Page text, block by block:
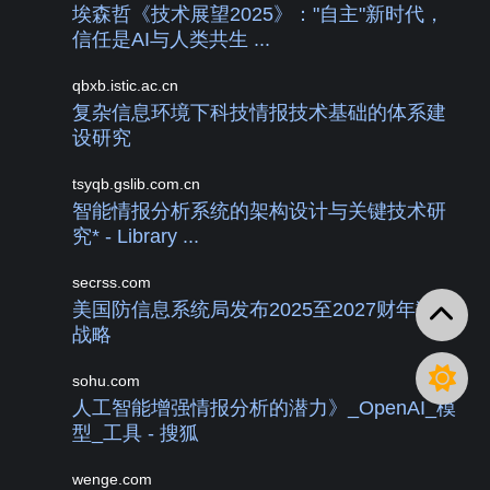
埃森哲《技术展望2025》："自主"新时代，
信任是AI与人类共生 ...
qbxb.istic.ac.cn
复杂信息环境下科技情报技术基础的体系建
设研究
tsyqb.gslib.com.cn
智能情报分析系统的架构设计与关键技术研
究* - Library ...
secrss.com
美国防信息系统局发布2025至2027财年数据
战略
sohu.com
人工智能增强情报分析的潜力》_OpenAI_模
型_工具 - 搜狐
wenge.com